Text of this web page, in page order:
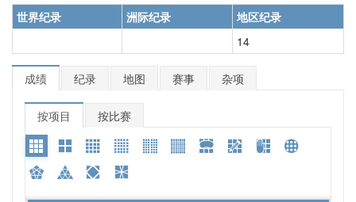
世界纪录 洲际纪录
地区纪录
14
成绩 纪录 地图 赛事 杂项
按项目 按比赛